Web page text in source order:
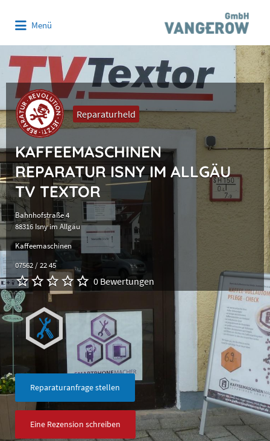
Menü
Reparaturheld
KAFFEEMASCHINEN
REPARATUR ISNY IM ALLGÄU
TV TEXTOR
Bahnhofstraße 4
88316 Isny im Allgäu
Kaffeemaschinen
07562 / 22 45
0 Bewertungen
Reparaturanfrage stellen
Eine Rezension schreiben